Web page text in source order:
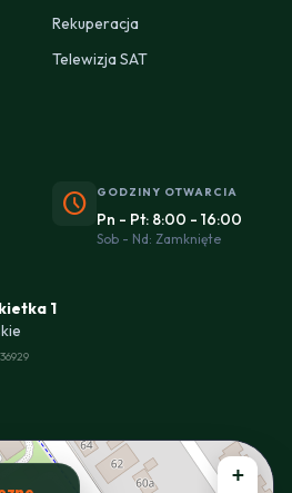
Rekuperacja
Telewizja SAT
schedule GODZINY OTWARCIA
Pn - Pt: 8:00 - 16:00
Sob - Nd: Zamknięte
1
+